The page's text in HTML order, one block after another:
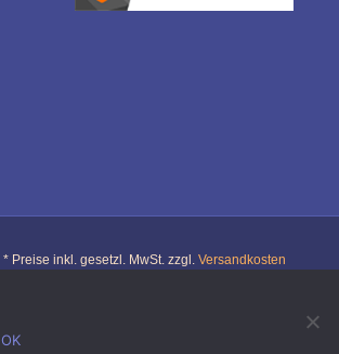
* Preise inkl. gesetzl. MwSt. zzgl. Versandkosten
OK